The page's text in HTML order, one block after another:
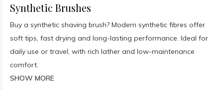
Synthetic Brushes
Buy a synthetic shaving brush? Modern synthetic fibres offer
soft tips, fast drying and long-lasting performance. Ideal for
daily use or travel, with rich lather and low-maintenance
comfort.
SHOW MORE